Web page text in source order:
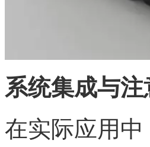
系统集成与注
在实际应用